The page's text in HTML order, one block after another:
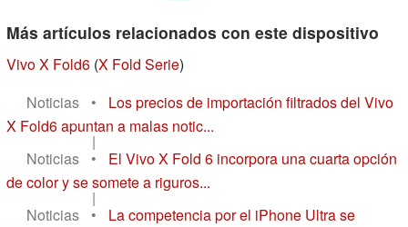
Más artículos relacionados con este dispositivo
Vivo X Fold6 (X Fold Serie)
Noticias
•
Los precios de importación filtrados del Vivo
X Fold6 apuntan a malas notic...
|
Noticias
•
El Vivo X Fold 6 incorpora una cuarta opción
de color y se somete a riguros...
|
Noticias
•
La competencia por el iPhone Ultra se